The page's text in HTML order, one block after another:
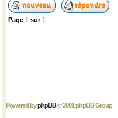
Page 1 sur1
Powered byphpBB© 2001 phpBB Group